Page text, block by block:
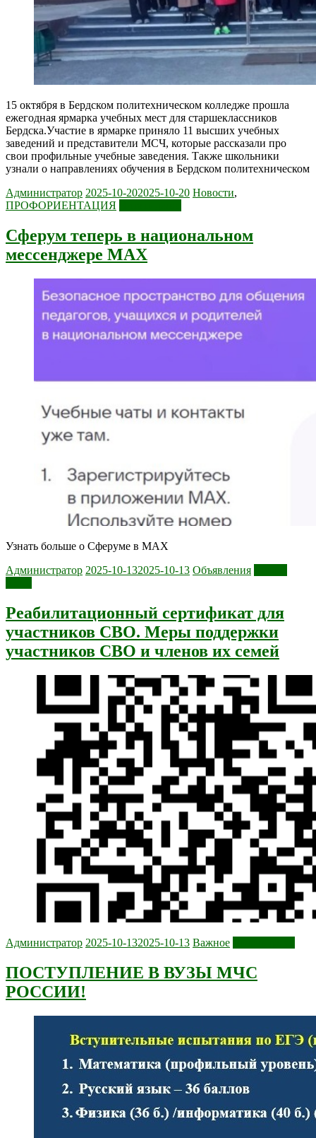
15 октября в Бердском политехническом колледже прошла
ежегодная ярмарка учебных мест для старшеклассников
Бердска.Участие в ярмарке приняло 11 высших учебных
заведений и представители МСЧ, которые рассказали про
свои профильные учебные заведения. Также школьники
узнали о направлениях обучения в Бердском политехническом
Администратор 2025-10-202025-10-20 Новости,
ПРОФОРИЕНТАЦИЯ
Сферум теперь в национальном
мессенджере MAX
Узнать больше о Сферуме в MAX
Администратор 2025-10-132025-10-13 Объявления
Реабилитационный сертификат для
участников СВО. Меры поддержки
участников СВО и членов их семей
Администратор 2025-10-132025-10-13 Важное
ПОСТУПЛЕНИЕ В ВУЗЫ МЧС
РОССИИ!